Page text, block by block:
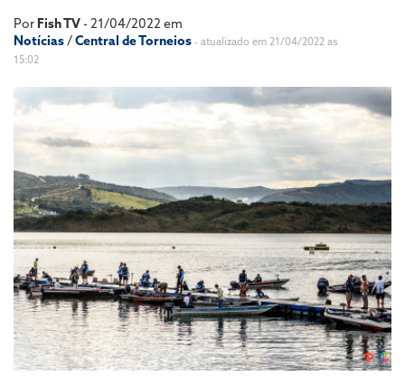
Por Fish TV- 21/04/2022 em
Notícias/Central de Torneios - atualizado em 21/04/2022 as
15:02